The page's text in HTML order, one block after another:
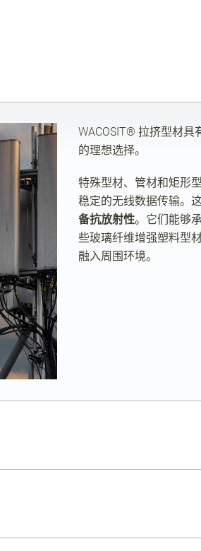
WACOSIT® 拉挤型材具
的理想选择。
特殊型材、管材和矩形
稳定的无线数据传输。
备抗放射性。它们能够
些玻璃纤维增强塑料型
融入周围环境。